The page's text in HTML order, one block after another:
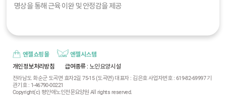
명상을 통해 근육 이완 및 안정감을 제공
엔젤쇼핑몰
엔젤시스템
개인정보처리방침
급여종류 : 노인요양시설
전라남도 화순군 도곡면 효자2길 75-15 (도곡면) 대표자 : 김은호 사업자번호 : 619-82-69997 기
관기호 : 1-46790-00221
Copyright(c) 평안애노인전문요양원 All rights reserved.